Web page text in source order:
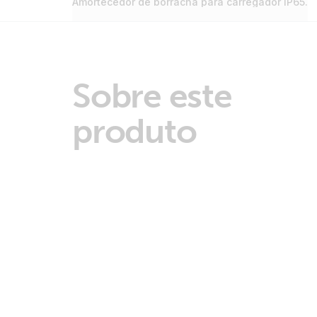
Sobre este
produto